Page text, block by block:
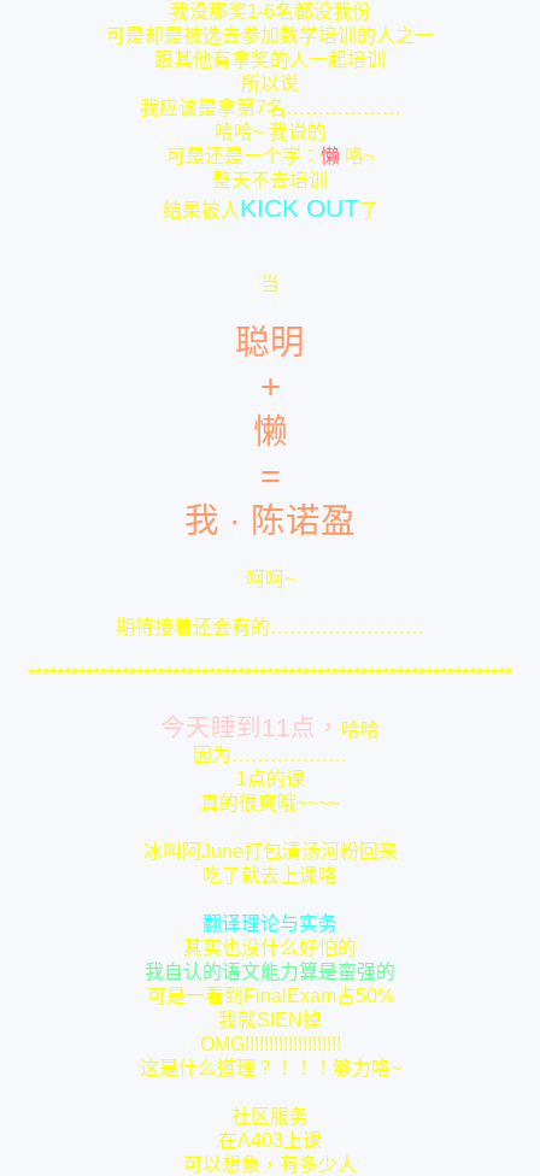
我没那奖1-6名都没我份
可是却是被选去参加数学培训的人之一
跟其他有拿奖的人一起培训
所以说
我应该是拿第7名………………
哈哈~ 我说的
可是还是一个字： 懒 咯~
整天不去培训
结果被人KICK OUT了
当
聪明
+
懒
=
我 · 陈诺盈
呵呵~
期待接着还会有的……………………
*******************************************************************
今天睡到11点， 哈哈
因为………………
1点的课
真的很爽哦~~~~
冰叫阿June打包清汤河粉回来
吃了就去上课咯
翻译理论与实务
其实也没什么好怕的
我自认的语文能力算是蛮强的
可是一看到FinalExam占50%
我就SIEN掉
OMG!!!!!!!!!!!!!!!!!!!!
这是什么道理？！！！够力咯~
社区服务
在A403上课
可以想象，有多少人